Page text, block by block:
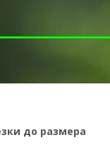
до размера